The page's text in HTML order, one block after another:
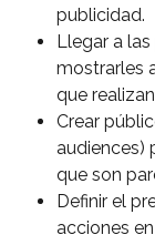
publicidad.
Llegar a
mostrarles
que
Crear
audiences)
que son
Definir el
acciones